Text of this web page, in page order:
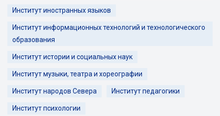
Институт иностранных языков
Институт информационных технологий и технологического
образования
Институт истории и социальных наук
Институт музыки, театра и хореографии
Институт народов Севера Институт педагогики
Институт психологии